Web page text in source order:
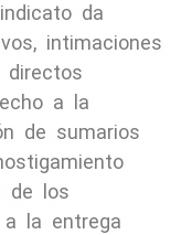
da
intimaciones
a la
de sumarios
de los
la entrega